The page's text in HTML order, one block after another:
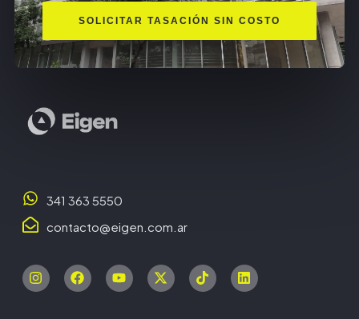
SOLICITAR TASACIÓN SIN COSTO
341 363 5550
contacto@eigen.com.ar